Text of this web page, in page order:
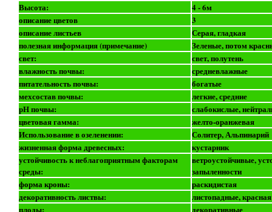
Высота:
4 - 6м
описание цветов
3
описание листьев
Серая, гладкая
полезная информация (примечание)
Зеленые, потом
свет:
свет, полутень
влажность почвы:
средневлажные
питательность почвы:
богатые
мехсостав почвы:
легкие, средние
рН почвы:
слабокислые,
цветовая гамма:
желто-оранжевая
Использование в озеленении:
Солитер, Альпинарий
жизненная форма древесных:
кустарник
устойчивость к неблагоприятным факторам
среды:
ветроустойчивые,
запыленности
форма кроны:
раскидистая
декоративность листвы:
листопадные,
плоды:
декоративные